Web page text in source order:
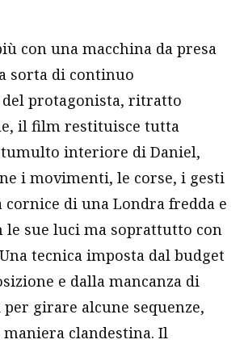
con una macchina da presa
sorta di continuo
protagonista, ritratto
il film restituisce tutta
interiore di Daniel,
i movimenti, le corse, i gesti
di una Londra fredda e
le sue luci ma soprattutto con
tecnica imposta dal budget
e dalla mancanza di
girare alcune sequenze,
clandestina. Il